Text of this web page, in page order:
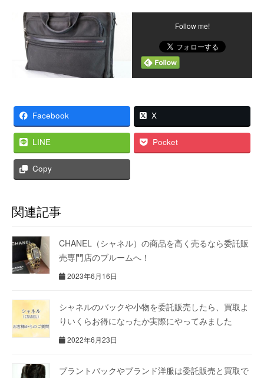
Follow me!
Facebook X
LINE Pocket
Copy
関連記事
CHANEL（シャネル）の商品を高く売るなら委託販
売専門店のブルームへ！
2023年6月16日
シャネルのバックや小物を委託販売したら、買取よ
りいくらお得になったか実際にやってみました
2022年6月23日
ブラントバックやブランド洋服は委託販売と買取で